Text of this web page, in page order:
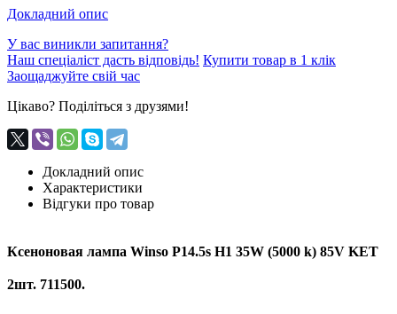
Докладний опис
У вас виникли запитання?
Наш спеціаліст дасть відповідь! Купити товар в 1 клік
Заощаджуйте свій час
Цікаво? Поділіться з друзями!
Докладний опис
Характеристики
Відгуки про товар
Ксеноновая лампа Winso P14.5s H1 35W (5000 k) 85V KET
2шт. 711500.